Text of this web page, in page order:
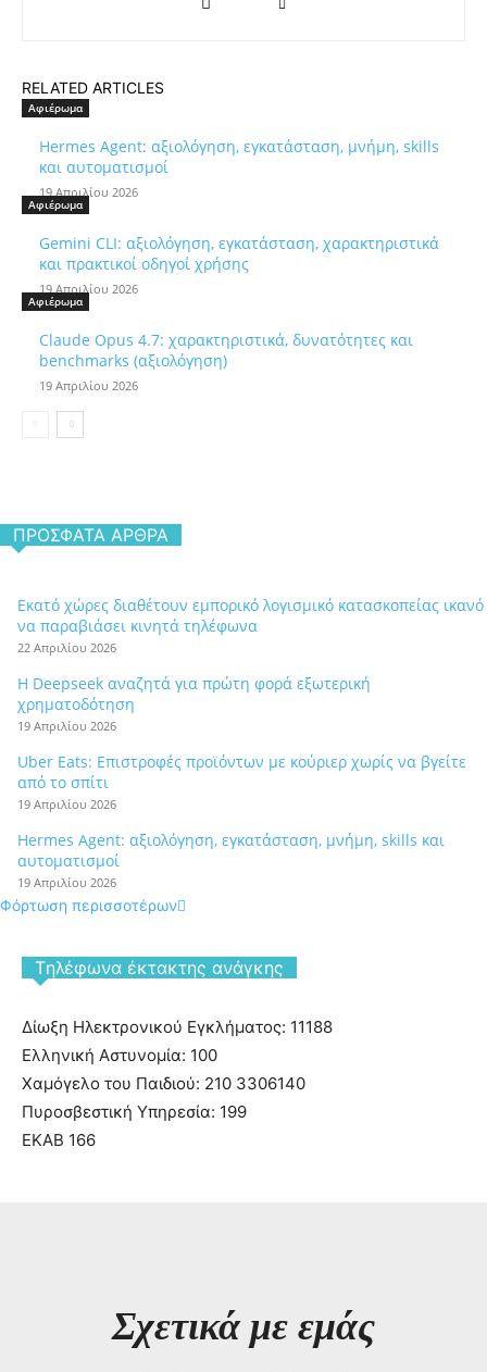
RELATED ARTICLES
Αφιέρωμα
Hermes Agent: αξιολόγηση, εγκατάσταση, μνήμη, skills
και αυτοματισμοί
19 Απριλίου 2026
Αφιέρωμα
Gemini CLI: αξιολόγηση, εγκατάσταση, χαρακτηριστικά
και πρακτικοί οδηγοί χρήσης
19 Απριλίου 2026
Αφιέρωμα
Claude Opus 4.7: χαρακτηριστικά, δυνατότητες και
benchmarks (αξιολόγηση)
19 Απριλίου 2026
ΠΡΌΣΦΑΤΑ ΆΡΘΡΑ
Εκατό χώρες διαθέτουν εμπορικό λογισμικό κατασκοπείας ικανό
να παραβιάσει κινητά τηλέφωνα
22 Απριλίου 2026
Η Deepseek αναζητά για πρώτη φορά εξωτερική
χρηματοδότηση
19 Απριλίου 2026
Uber Eats: Επιστροφές προϊόντων με κούριερ χωρίς να βγείτε
από το σπίτι
19 Απριλίου 2026
Hermes Agent: αξιολόγηση, εγκατάσταση, μνήμη, skills και
αυτοματισμοί
19 Απριλίου 2026
Φόρτωση περισσοτέρων
Tηλέφωνα έκτακτης ανάγκης
Δίωξη Ηλεκτρονικού Εγκλήματος: 11188
Ελληνική Αστυνομία: 100
Χαμόγελο του Παιδιού: 210 3306140
Πυροσβεστική Υπηρεσία: 199
ΕΚΑΒ 166
Σχετικά με εμάς